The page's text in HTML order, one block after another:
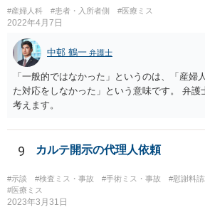
事件として依頼された方が良いと思います。
#産婦人科 #患者・入所者側 #医療ミス
2022年4月7日
中邨 鶴一 弁護士
「一般的ではなかった」というのは、「産婦
た対応をしなかった」という意味です。 弁護
考えます。
9 カルテ開示の代理人依頼
#示談 #検査ミス・事故 #手術ミス・事故 #慰謝料
#医療ミス
2023年3月31日